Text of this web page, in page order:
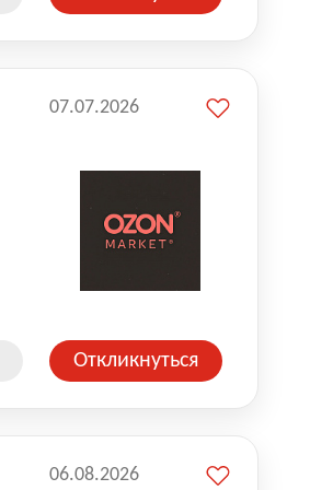
07.07.2026
Откликнуться
06.08.2026